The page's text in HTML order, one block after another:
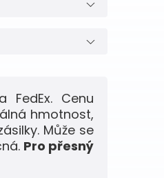
Cenu
hmotnost,
Může se
Pro přesný